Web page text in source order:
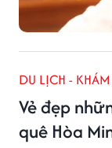
DU LỊCH -
Vẻ đẹp
quê Hòa